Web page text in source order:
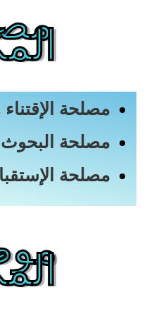
مصلحة الإقتناء
مصلحة البحوث
مصلحة